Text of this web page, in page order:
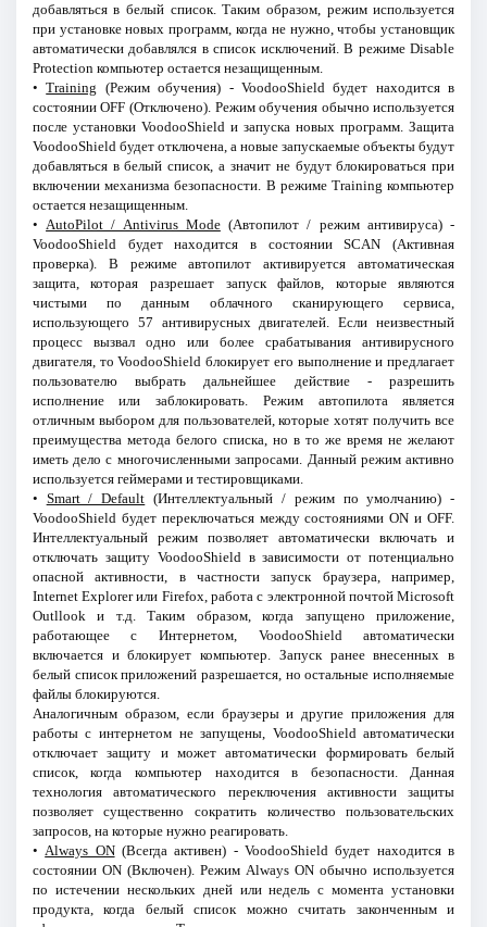
добавляться в белый список. Таким образом, режим используется
при установке новых программ, когда не нужно, чтобы установщик
автоматически добавлялся в список исключений. В режиме Disable
Protection компьютер остается незащищенным.
•Training (Режим обучения) - VoodooShield будет находится в
состоянии OFF (Отключено). Режим обучения обычно используется
после установки VoodooShield и запуска новых программ. Защита
VoodooShield будет отключена, а новые запускаемые объекты будут
добавляться в белый список, а значит не будут блокироваться при
включении механизма безопасности. В режиме Training компьютер
остается незащищенным.
•AutoPilot / Antivirus Mode(Автопилот / режим антивируса) -
VoodooShield будет находится в состоянии SCAN (Активная
проверка). В режиме автопилот активируется автоматическая
защита, которая разрешает запуск файлов, которые являются
чистыми по данным облачного сканирующего сервиса,
использующего 57 антивирусных двигателей. Если неизвестный
процесс вызвал одно или более срабатывания антивирусного
двигателя, то VoodooShield блокирует его выполнение и предлагает
пользователю выбрать дальнейшее действие - разрешить
исполнение или заблокировать. Режим автопилота является
отличным выбором для пользователей, которые хотят получить все
преимущества метода белого списка, но в то же время не желают
иметь дело с многочисленными запросами. Данный режим активно
используется геймерами и тестировщиками.
• Smart / Default (Интеллектуальный / режим по умолчанию) -
VoodooShield будет переключаться между состояниями ON и OFF.
Интеллектуальный режим позволяет автоматически включать и
отключать защиту VoodooShield в зависимости от потенциально
опасной активности, в частности запуск браузера, например,
Internet Explorer или Firefox, работа с электронной почтой Microsoft
Outllook и т.д. Таким образом, когда запущено приложение,
работающее с Интернетом, VoodooShield автоматически
включается и блокирует компьютер. Запуск ранее внесенных в
белый список приложений разрешается, но остальные исполняемые
файлы блокируются.
Аналогичным образом, если браузеры и другие приложения для
работы с интернетом не запущены, VoodooShield автоматически
отключает защиту и может автоматически формировать белый
список, когда компьютер находится в безопасности. Данная
технология автоматического переключения активности защиты
позволяет существенно сократить количество пользовательских
запросов, на которые нужно реагировать.
•Always ON(Всегда активен) - VoodooShield будет находится в
состоянии ON (Включен). Режим Always ON обычно используется
по истечении нескольких дней или недель с момента установки
продукта, когда белый список можно считать законченным и